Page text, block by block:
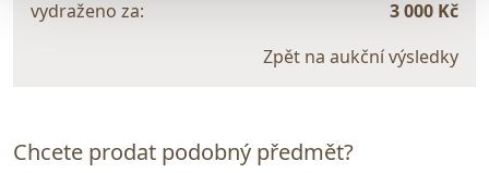
vydraženo za:
3 000 Kč
Zpět na aukční výsledky
Chcete prodat podobný předmět?